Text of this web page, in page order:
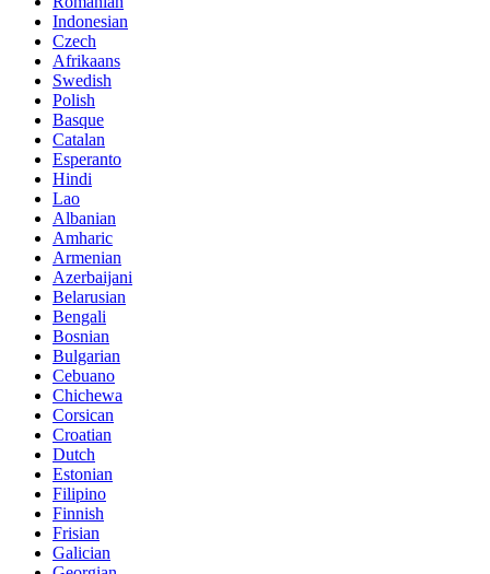
Indonesian
Czech
Afrikaans
Swedish
Polish
Basque
Catalan
Esperanto
Hindi
Lao
Albanian
Amharic
Armenian
Azerbaijani
Belarusian
Bengali
Bosnian
Bulgarian
Cebuano
Chichewa
Corsican
Croatian
Dutch
Estonian
Filipino
Finnish
Frisian
Galician